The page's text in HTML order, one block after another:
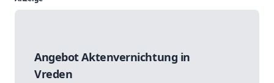
Angebot Aktenvernichtung in
Vreden